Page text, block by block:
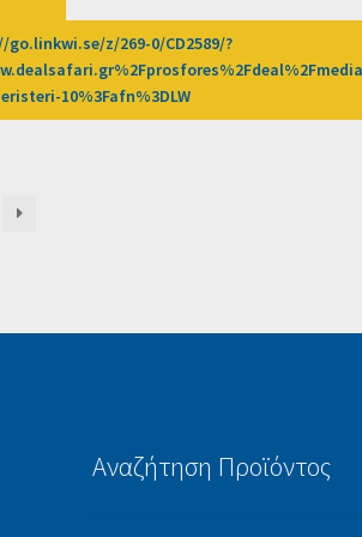
z/269-0/CD2589/?
10%3Fafn%3DLW
Αναζήτηση Προϊόντος